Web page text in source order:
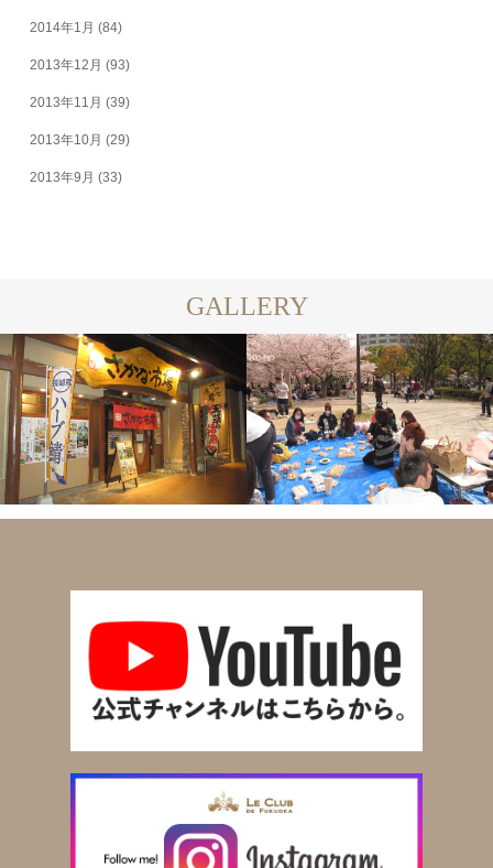
2014年1月 (84)
2013年12月 (93)
2013年11月 (39)
2013年10月 (29)
2013年9月 (33)
GALLERY